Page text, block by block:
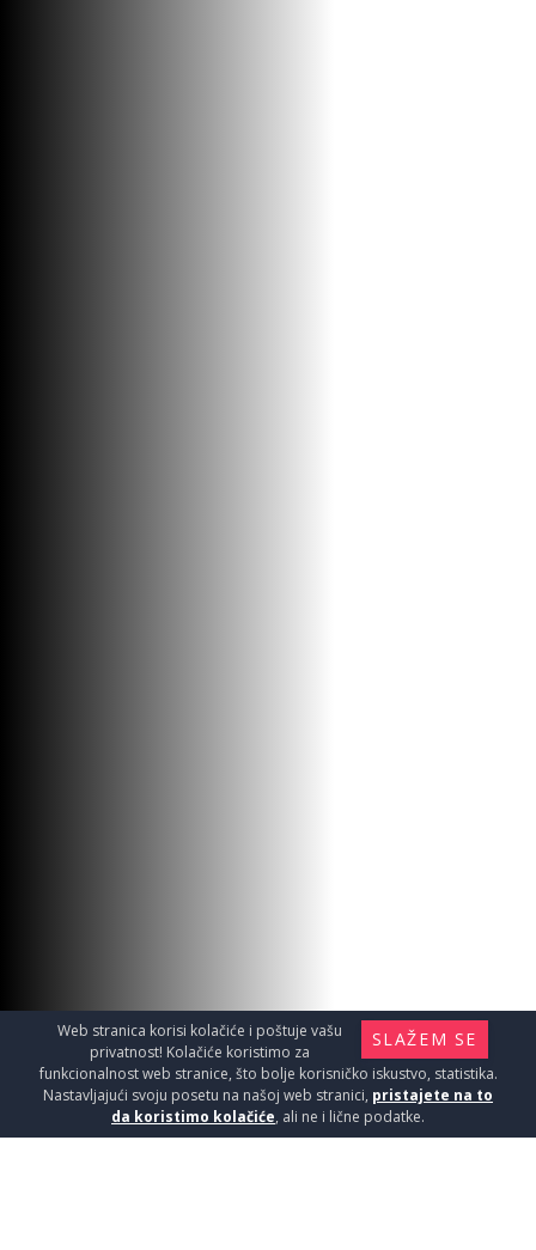
SLAŽEM SE
Web stranica korisi kolačiće i poštuje vašu
privatnost! Kolačiće koristimo za
funkcionalnost web stranice, što bolje korisničko iskustvo, statistika.
Nastavljajući svoju posetu na našoj web stranici, pristajete na to
da koristimo kolačiće, ali ne i lične podatke.